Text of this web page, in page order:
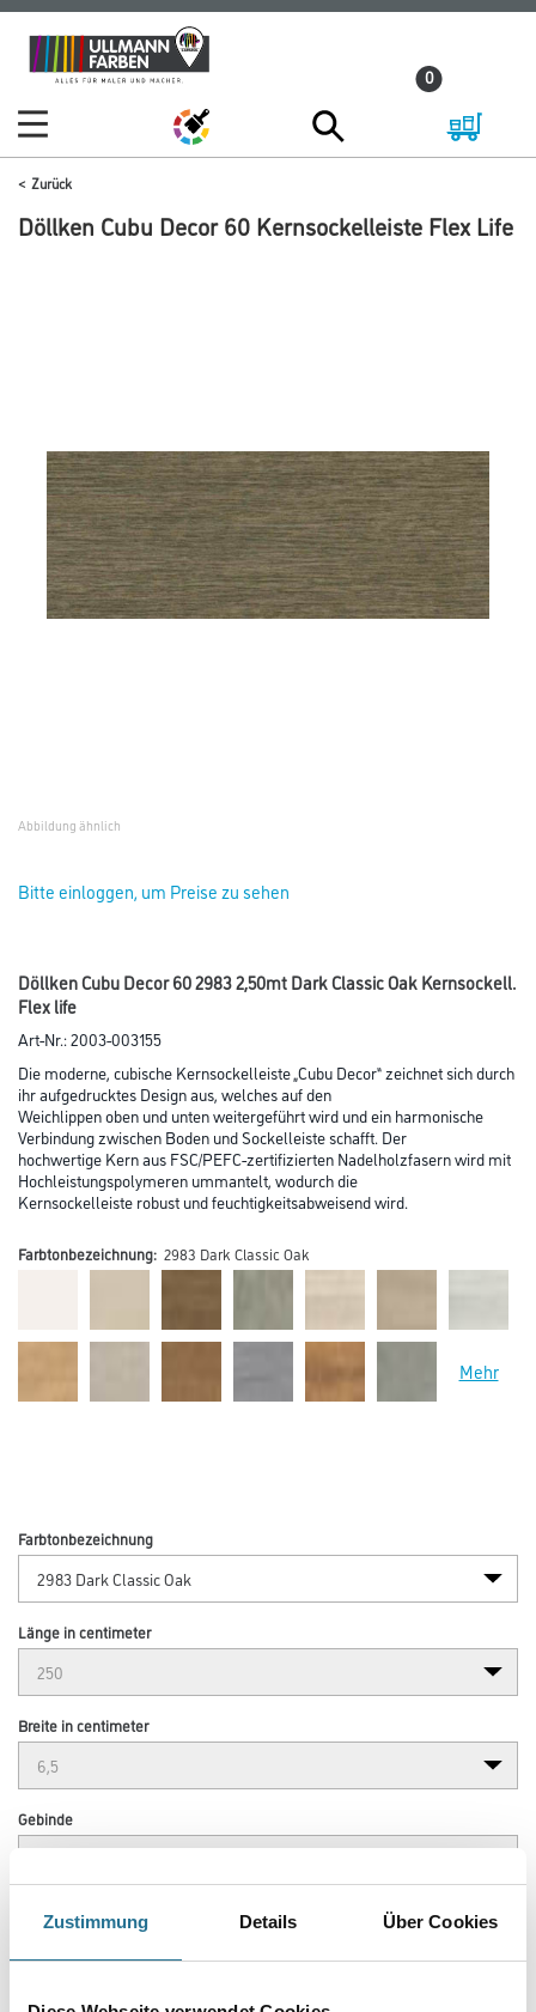
Zustimmung Details Über Cookies
Zum
Inhalt
Zum
Navigationsmenü
0
Zurück
Döllken Cubu Decor 60 Kernsockelleiste Flex Life
Abbildung ähnlich
Bitte einloggen, um Preise zu sehen
Döllken Cubu Decor 60 2983 2,50mt Dark Classic Oak Kernsockell.
Flex life
Art-Nr.:2003-003155
Die moderne, cubische Kernsockelleiste „Cubu Decor“ zeichnet sich durch
ihr aufgedrucktes Design aus, welches auf den
Weichlippen oben und unten weitergeführt wird und ein harmonische
Verbindung zwischen Boden und Sockelleiste schafft. Der
hochwertige Kern aus FSC/PEFC-zertifizierten Nadelholzfasern wird mit
Hochleistungspolymeren ummantelt, wodurch die
Kernsockelleiste robust und feuchtigkeitsabweisend wird.
Farbtonbezeichnung: 2983 Dark Classic Oak
Mehr
Farbtonbezeichnung
Länge in centimeter
Breite in centimeter
Gebinde